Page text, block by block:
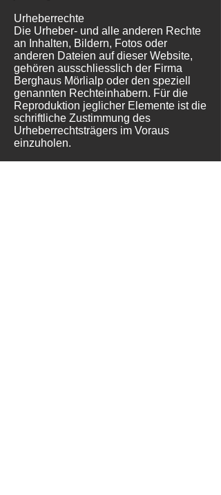
Urheberrechte
Die Urheber- und alle anderen Rechte
an Inhalten, Bildern, Fotos oder
anderen Dateien auf dieser Website,
gehören ausschliesslich der Firma
Berghaus Mörlialp oder den speziell
genannten Rechteinhabern. Für die
Reproduktion jeglicher Elemente ist die
schriftliche Zustimmung des
Urheberrechtsträgers im Voraus
einzuholen.